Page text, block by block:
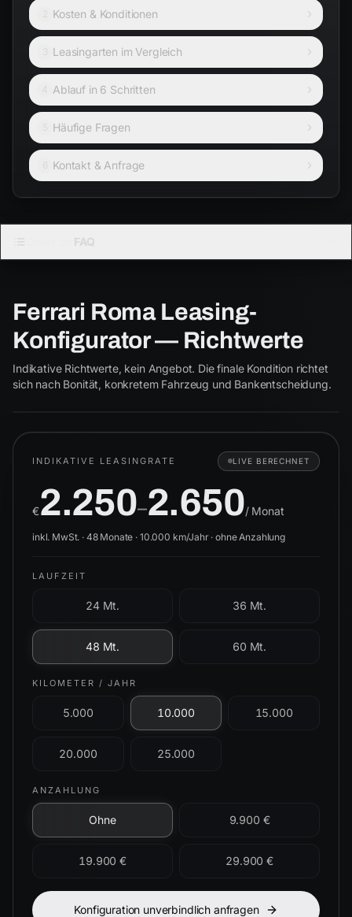
Kosten & Konditionen
Leasingarten im Vergleich
Ablauf in 6 Schritten
Häufige Fragen
Kontakt & Anfrage
Ferrari Roma Leasing-
Konfigurator — Richtwerte
Indikative Richtwerte, kein Angebot. Die finale Kondition richtet
sich nach Bonität, konkretem Fahrzeug und Bankentscheidung.
ROMA
ROMA
Coupé Cabrio
Roma
INDIKATIVE LEASINGRATE LIVE BERECHNET
€2.250–2.650/ Monat
inkl. MwSt. · 48Monate · 10.000 km/Jahr · ohne Anzahlung
LAUFZEIT
24 Mt. 36 Mt.
48 Mt. 60 Mt.
KILOMETER / JAHR
5.000 10.000 15.000
20.000 25.000
ANZAHLUNG
Ohne 9.900 €
19.900 € 29.900 €
Konfiguration unverbindlich anfragen